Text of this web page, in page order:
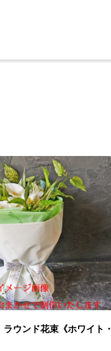
ラウンド花束《ホワイト・